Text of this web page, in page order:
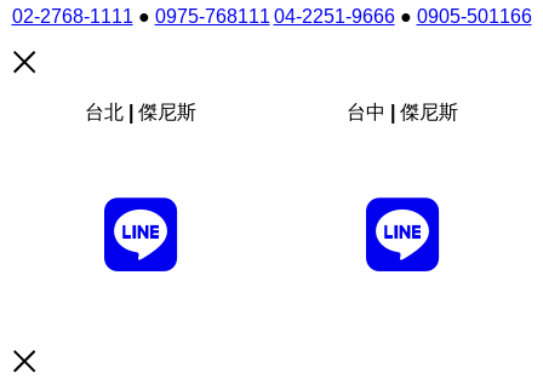
02-2768-1111 ● 0975-768111 04-2251-9666● 0905-501166
台北 | 傑尼斯 台中 | 傑尼斯